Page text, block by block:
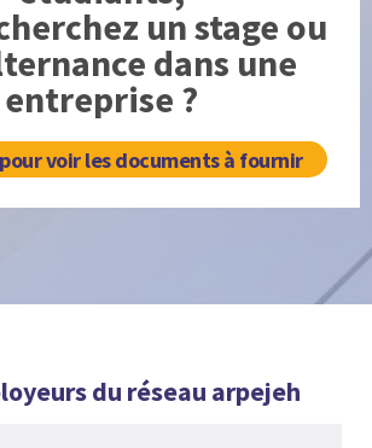
un stage ou
dans une
entreprise ?
voir les documents à fournir
du réseau arpejeh